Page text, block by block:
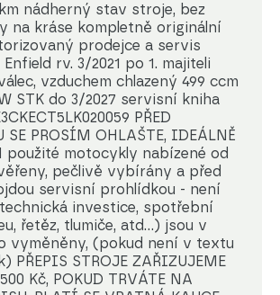
nádherný stav stroje, bez
na kráse kompletně originální
prodejce a servis
rv. 3/2021 po 1. majiteli
vzduchem chlazený 499 ccm
STK do 3/2027 servisní kniha
PŘED
SE PROSÍM OHLAŠTE, IDEÁLNĚ
použité motocykly nabízené od
pečlivě vybírány a před
servisní prohlídkou - není
investice, spotřební
řetěz, tlumiče, atd...) jsou v
vyměněny, (pokud není v textu
PŘEPIS STROJE ZAŘIZUJEME
Kč, POKUD TRVÁTE NA